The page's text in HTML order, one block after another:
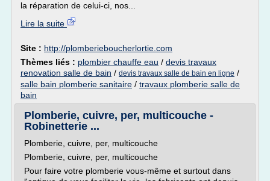
la réparation de celui-ci, nos...
Lire la suite
Site : http://plomberieboucherlortie.com
Thèmes liés : plombier chauffe eau / devis travaux
renovation salle de bain / devis travaux salle de bain en ligne /
salle bain plomberie sanitaire / travaux plomberie salle de
bain
Plomberie, cuivre, per, multicouche -
Robinetterie ...
Plomberie, cuivre, per, multicouche
Plomberie, cuivre, per, multicouche
Pour faire votre plomberie vous-même et surtout dans